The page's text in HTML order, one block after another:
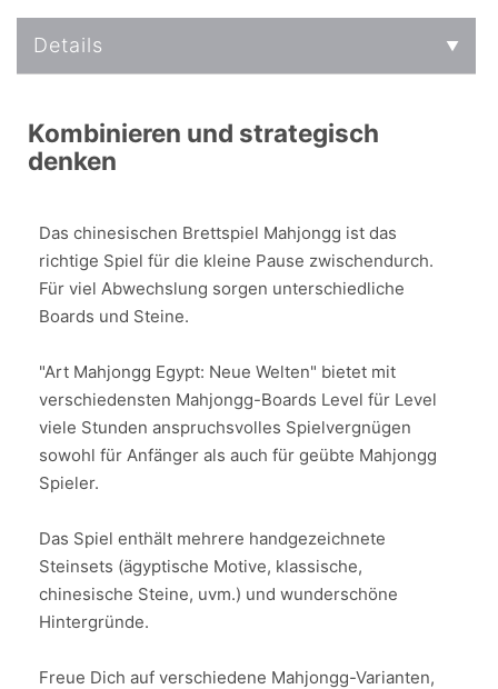
Details
Kombinieren und strategisch
denken
Das chinesischen Brettspiel Mahjongg ist das
richtige Spiel für die kleine Pause zwischendurch.
Für viel Abwechslung sorgen unterschiedliche
Boards und Steine.
"Art Mahjongg Egypt: Neue Welten" bietet mit
verschiedensten Mahjongg-Boards Level für Level
viele Stunden anspruchsvolles Spielvergnügen
sowohl für Anfänger als auch für geübte Mahjongg
Spieler.
Das Spiel enthält mehrere handgezeichnete
Steinsets (ägyptische Motive, klassische,
chinesische Steine, uvm.) und wunderschöne
Hintergründe.
Freue Dich auf verschiedene Mahjongg-Varianten,